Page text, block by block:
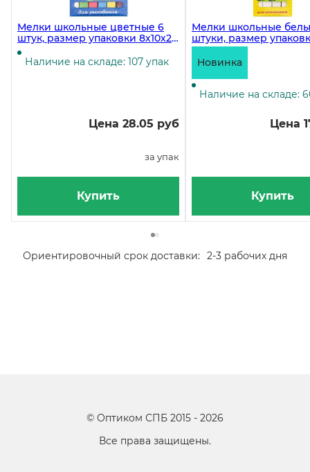
Мелки школьные цветные 6
штук, размер упаковки 8х10х2
см
Наличие на складе: 107 упак
Цена 28.05 руб
за упак
Купить
Мелки школьные
штуки, размер
см
Новинка
Наличие на складе:
Цена
Купить
Ориентировочный срок доставки: 2-3 рабочих дня
© Оптиком СПБ 2015 - 2026
Все права защищены.